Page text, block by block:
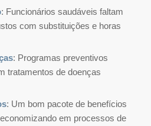
: Funcionários saudáveis faltam
com substituições e horas
: Programas preventivos
tratamentos de doenças
: Um bom pacote de benefícios
em processos de